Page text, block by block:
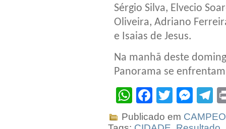
Sérgio Silva, Elvecio
Oliveira, Adriano
e Isaias de Jesus.
Na manhã deste
Panorama se
WhatsApp
Facebook
Twitter
Publicado em